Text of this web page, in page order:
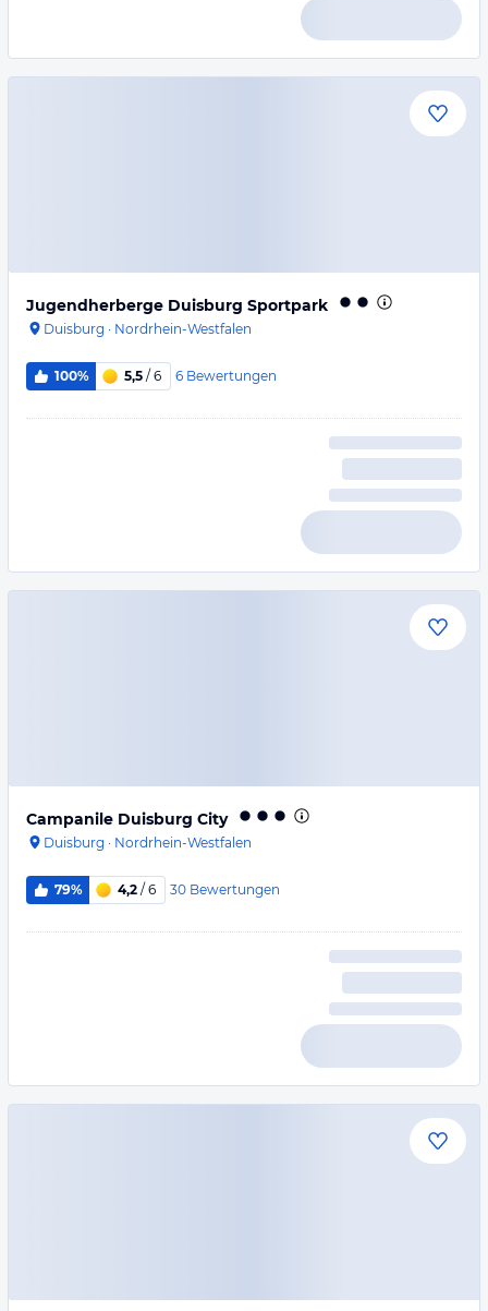
Jugendherberge Duisburg Sportpark
Duisburg · Nordrhein-Westfalen
100% 5,5 / 6 6 Bewertungen
Campanile Duisburg City
Duisburg · Nordrhein-Westfalen
79% 4,2 / 6 30 Bewertungen